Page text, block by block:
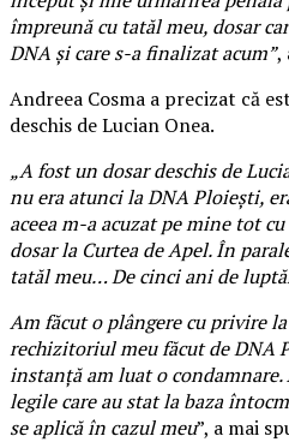
împreună cu tatăl meu, dosar
DNA și care s-a finalizat acum”,
Andreea Cosma a precizat că
deschis de Lucian Onea.
„A fost un dosar deschis de
nu era atunci la DNA Ploiești,
aceea m-a acuzat pe mine tot
dosar la Curtea de Apel. În
tatăl meu… De cinci ani de
Am făcut o plângere cu privire
rechizitoriul meu făcut de DNA
instanță am luat o condamnare.
legile care au stat la baza
se aplică în cazul meu”, a mai